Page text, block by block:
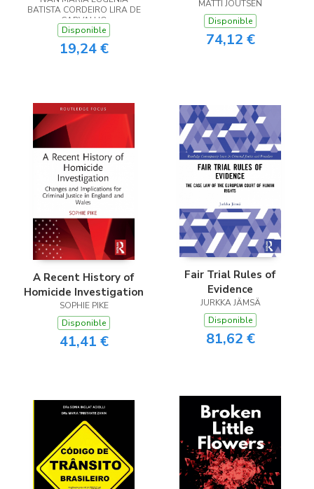
Temas De Direito
Penal
BATISTA CORDEIRO LIRA DE
CARVALHO
Disponible
19,24 €
Prevention and
Criminal Justice
MATTI JOUTSEN
Disponible
74,12 €
A Recent History of
Homicide Investigation
SOPHIE PIKE
Disponible
41,41 €
Fair Trial Rules of
Evidence
JURKKA JÄMSÄ
Disponible
81,62 €